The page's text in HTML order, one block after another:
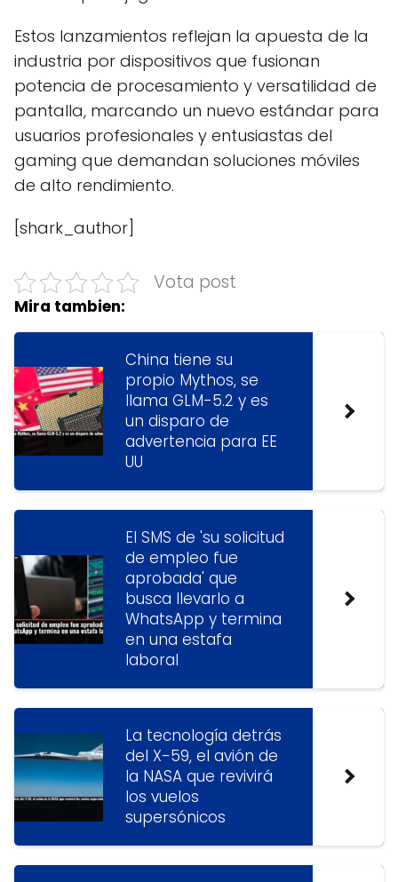
Estos lanzamientos reflejan la apuesta de la
industria por dispositivos que fusionan
potencia de procesamiento y versatilidad de
pantalla, marcando un nuevo estándar para
usuarios profesionales y entusiastas del
gaming que demandan soluciones móviles
de alto rendimiento.
[shark_author]
Vota post
Mira tambien:
China tiene su
propio Mythos, se
llama GLM-5.2 y es
un disparo de
advertencia para EE
UU
El SMS de 'su solicitud
de empleo fue
aprobada' que
busca llevarlo a
WhatsApp y termina
en una estafa
laboral
La tecnología detrás
del X-59, el avión de
la NASA que revivirá
los vuelos
supersónicos